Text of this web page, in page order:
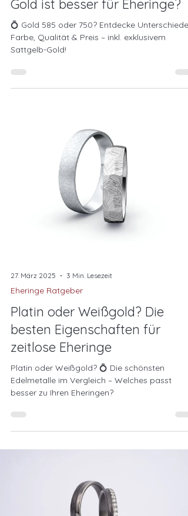
Gold ist besser für Eheringe?
💍 Gold 585 oder 750? Entdecke Unterschiede
Farbe, Qualität & Preis – inkl. exklusivem
Sattgelb-Gold!
27. März 2025 3 Min. Lesezeit
Eheringe Ratgeber
Platin oder Weißgold? Die
besten Eigenschaften für
zeitlose Eheringe
Platin oder Weißgold? 💍 Die schönsten
Edelmetalle im Vergleich – Welches passt
besser zu Ihren Eheringen?